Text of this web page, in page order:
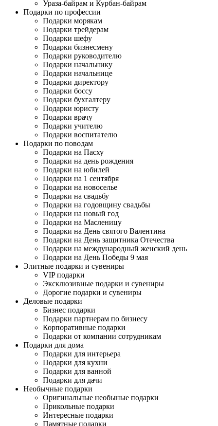
Ураза-байрам и Курбан-байрам
Подарки по профессии
Подарки морякам
Подарки трейдерам
Подарки шефу
Подарки бизнесмену
Подарки руководителю
Подарки начальнику
Подарки начальнице
Подарки директору
Подарки боссу
Подарки бухгалтеру
Подарки юристу
Подарки врачу
Подарки учителю
Подарки воспитателю
Подарки по поводам
Подарки на Пасху
Подарки на день рождения
Подарки на юбилей
Подарки на 1 сентября
Подарки на новоселье
Подарки на свадьбу
Подарки на годовщину свадьбы
Подарки на новый год
Подарки на Масленицу
Подарки на День святого Валентина
Подарки на День защитника Отечества
Подарки на международный женский день
Подарки на День Победы 9 мая
Элитные подарки и сувениры
VIP подарки
Эксклюзивные подарки и сувениры
Дорогие подарки и сувениры
Деловые подарки
Бизнес подарки
Подарки партнерам по бизнесу
Корпоративные подарки
Подарки от компании сотрудникам
Подарки для дома
Подарки для интерьера
Подарки для кухни
Подарки для ванной
Подарки для дачи
Необычные подарки
Оригинальные необыные подарки
Прикольные подарки
Интересные подарки
Памятные подарки